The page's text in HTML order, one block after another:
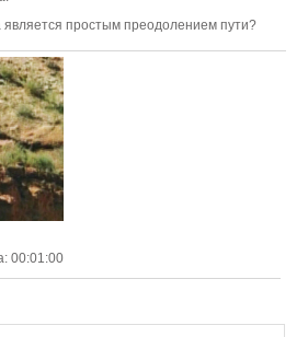
простым преодолением пути?
: 00:01:00